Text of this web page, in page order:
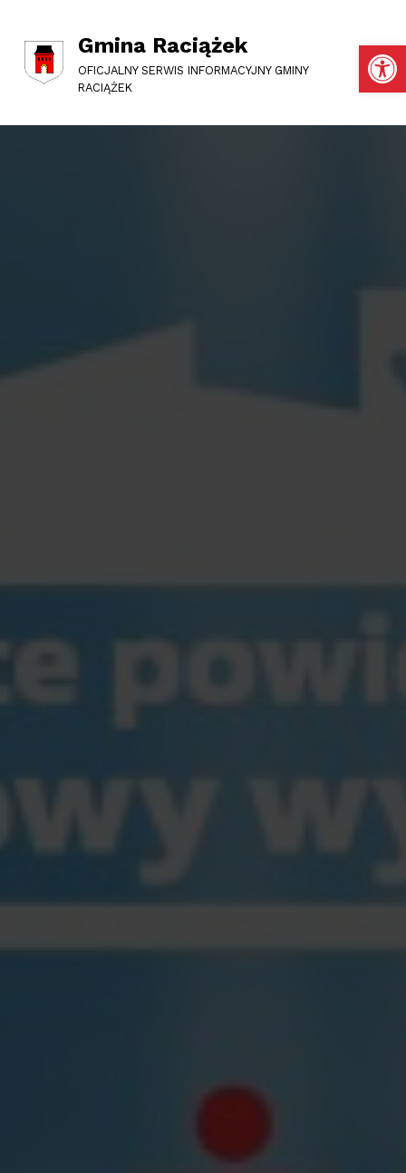
Otwórz pasek narzędzi
Gmina Raciążek
OFICJALNY SERWIS INFORMACYJNY GMINY
RACIĄŻEK